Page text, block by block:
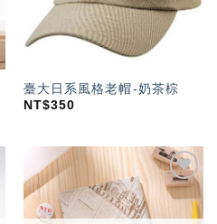
臺大日系風格老帽-奶茶棕
NT$350
加入
「願
望輕